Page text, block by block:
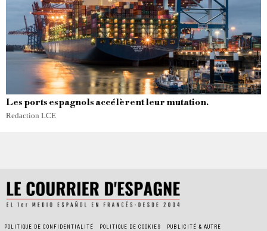
Les ports espagnols accélèrent leur mutation.
Redaction LCE
POLITIQUE DE CONFIDENTIALITÉ POLITIQUE DE COOKIES
PUBLICITÉ & AUTRE